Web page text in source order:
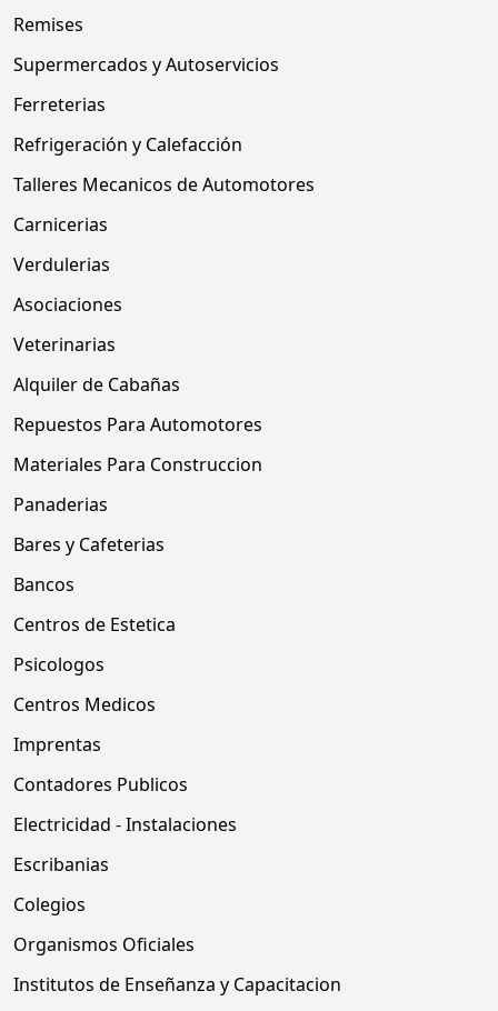
Remises
Supermercados y Autoservicios
Ferreterias
Refrigeración y Calefacción
Talleres Mecanicos de Automotores
Carnicerias
Verdulerias
Asociaciones
Veterinarias
Alquiler de Cabañas
Repuestos Para Automotores
Materiales Para Construccion
Panaderias
Bares y Cafeterias
Bancos
Centros de Estetica
Psicologos
Centros Medicos
Imprentas
Contadores Publicos
Electricidad - Instalaciones
Escribanias
Colegios
Organismos Oficiales
Institutos de Enseñanza y Capacitacion